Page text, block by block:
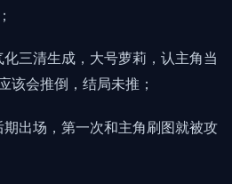
三清生成，大号萝莉，认主角当
该会推倒，结局未推；
期出场，第一次和主角刷图就被攻